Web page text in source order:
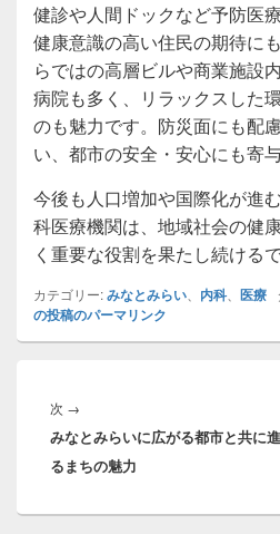
健診や人間ドックなど予防医
健康意識の高い住民の期待に
らではの高層ビルや商業施設
病院も多く、リラックスした
のも魅力です。防災面にも配
い、都市の安全・安心にも寄
今後も人口増加や国際化が進
科医療機関は、地域社会の健
く重要な役割を果たし続けるで
カテゴリー:みなとみらい 内科、 医療
の投稿のパーマリンク
稿
ナ
ビ
ゲ
次 →
の
投
みなとみらいに広がる都市と共に
るまちの魅力